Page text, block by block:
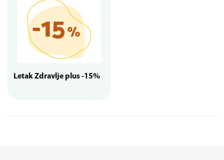
Letak Zdravlje plus -15%